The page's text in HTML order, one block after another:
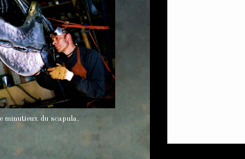
minutieux du scapula.